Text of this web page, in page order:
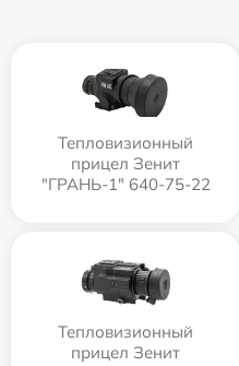
Тепловизионный
прицел Зенит
"ГРАНЬ-1" 640-75-22
Тепловизионный
прицел Зенит